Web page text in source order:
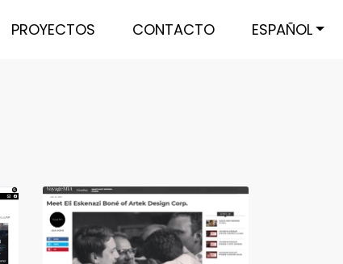
PROYECTOS CONTACTO ESPAÑOL